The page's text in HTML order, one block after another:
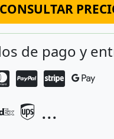
CONSULTAR
de pago y
...